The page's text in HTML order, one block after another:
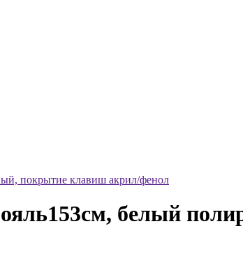
покрытие клавиш акрил/фенол
белый